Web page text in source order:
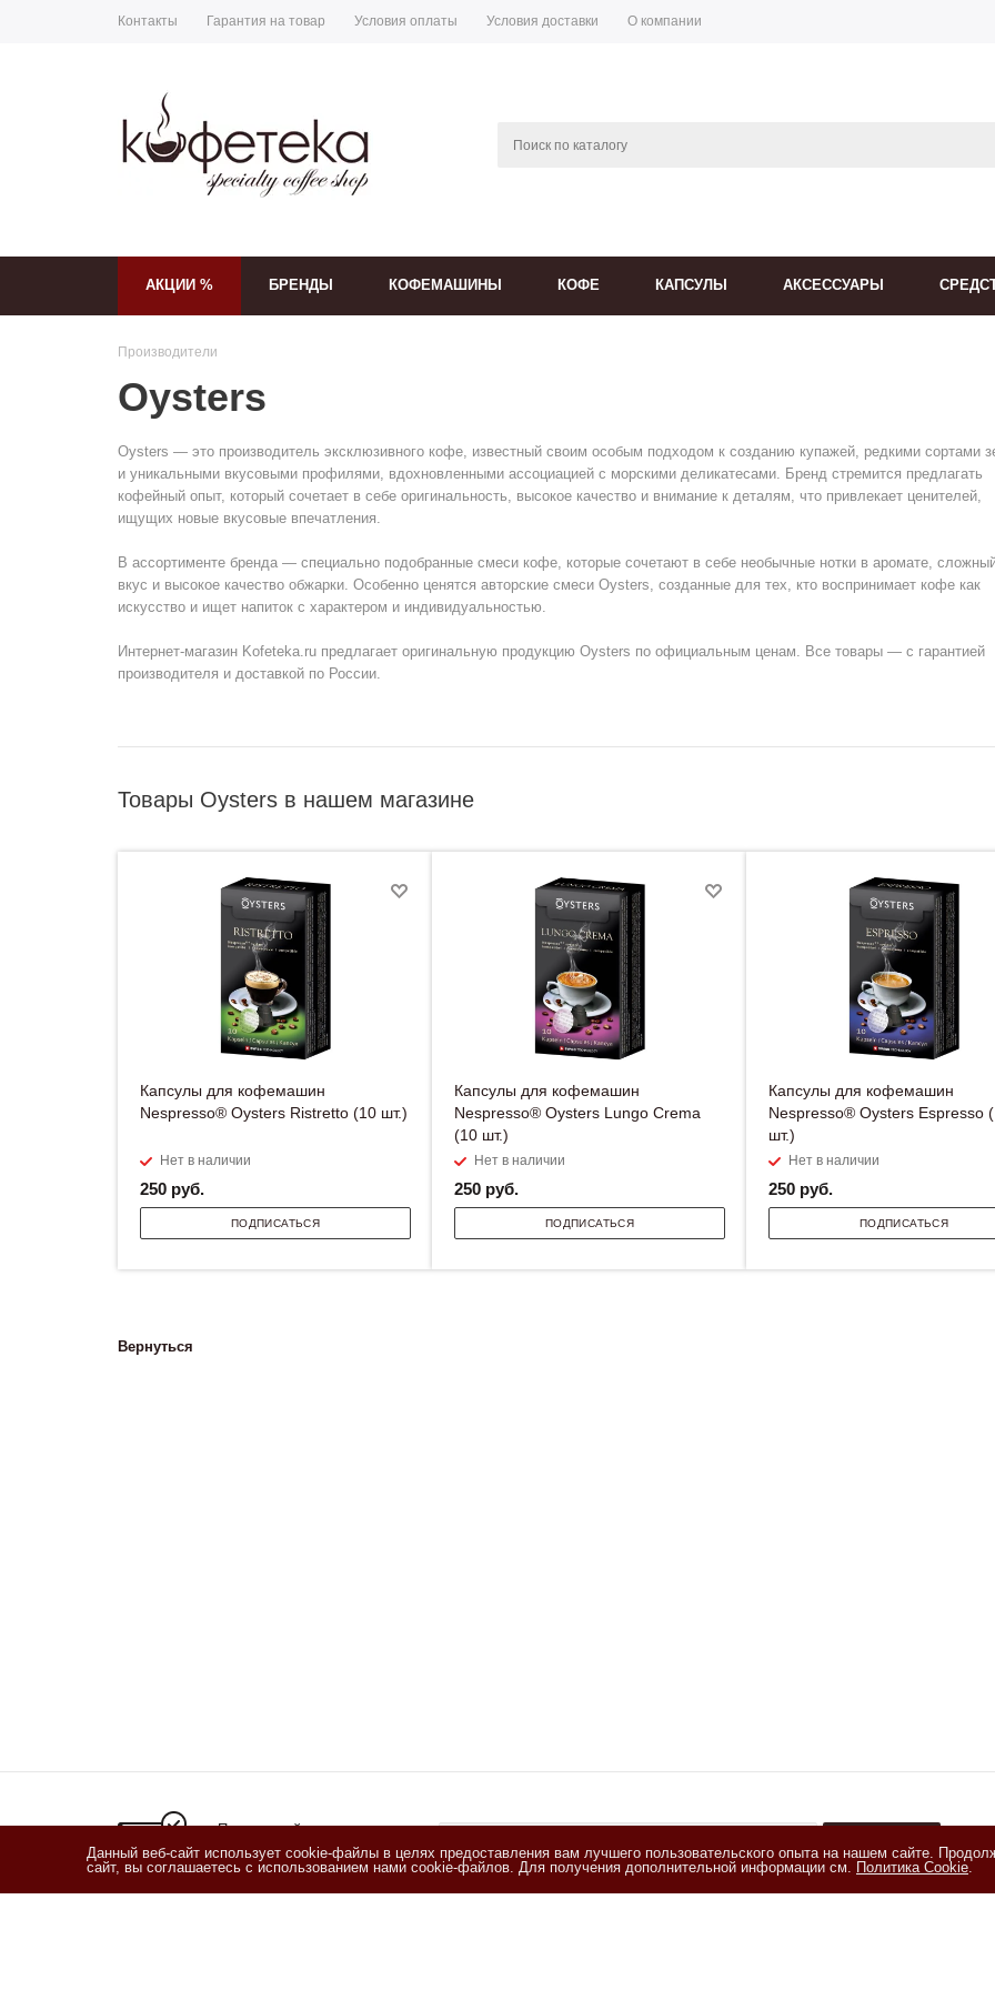
Контакты Гарантия на товар Условия оплаты Условия доставки О компании
АКЦИИ % БРЕНДЫ КОФЕМАШИНЫ КОФЕ КАПСУЛЫ АКСЕССУАРЫ
Производители
Oysters
Oysters — это производитель эксклюзивного кофе, известный своим особым подходом к созданию купажей, редкими сортами
и уникальными вкусовыми профилями, вдохновленными ассоциацией с морскими деликатесами. Бренд стремится предлагать
кофейный опыт, который сочетает в себе оригинальность, высокое качество и внимание к деталям, что привлекает ценителей,
ищущих новые вкусовые впечатления.
В ассортименте бренда — специально подобранные смеси кофе, которые сочетают в себе необычные нотки в аромате,
вкус и высокое качество обжарки. Особенно ценятся авторские смеси Oysters, созданные для тех, кто воспринимает кофе как
искусство и ищет напиток с характером и индивидуальностью.
Интернет-магазин Kofeteka.ru предлагает оригинальную продукцию Oysters по официальным ценам. Все товары — с гарантией
производителя и доставкой по России.
Товары Oysters в нашем магазине
Капсулы для кофемашин
Nespresso® Oysters Ristretto (10 шт.)
Нет в наличии
250 руб.
ПОДПИСАТЬСЯ
Капсулы для кофемашин
Nespresso® Oysters Lungo Crema
(10 шт.)
Нет в наличии
250 руб.
ПОДПИСАТЬСЯ
Капсулы для кофемашин
Nespresso® Oysters Espresso
шт.)
Нет в наличии
250 руб.
ПОДПИСАТЬСЯ
Вернуться
Подписывайтесь
на новости и акции
Я ознакомлен(а) сПолитикой обработки персональных данныхи даю
Данный веб-сайт использует cookie-файлы в целях предоставления вам лучшего пользовательского опыта на нашем сайте.
сайт, вы соглашаетесь с использованием нами cookie-файлов. Для получения дополнительной информации см. Политика Cookie.